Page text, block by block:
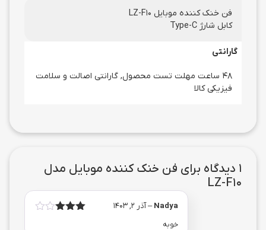
فن خنک کننده موبایل LZ-F10
کابل شارژ Type-C
گارانتی
48 ساعت مهلت تست محصول, گارانتی اصالت و سلامت
فیزیکی کالا
1 دیدگاه برای
فن خنک کننده موبایل مدل
LZ-F10
Nadya
–آذر 2, 1403
خوبه